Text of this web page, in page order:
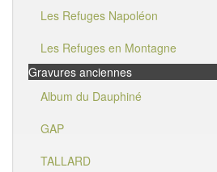
Les Refuges Napoléon
Les Refuges en Montagne
Gravures anciennes
Album du Dauphiné
GAP
TALLARD